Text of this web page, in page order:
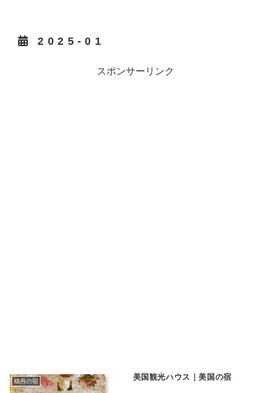
2025-01
スポンサーリンク
積丹の宿 美国観光ハウス｜美国の宿